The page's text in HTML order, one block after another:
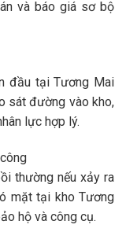
và báo giá sơ bộ
đầu tại Tương Mai
sát đường vào kho,
lực hợp lý.
thường nếu xảy ra
mặt tại kho Tương
hộ và công cụ.